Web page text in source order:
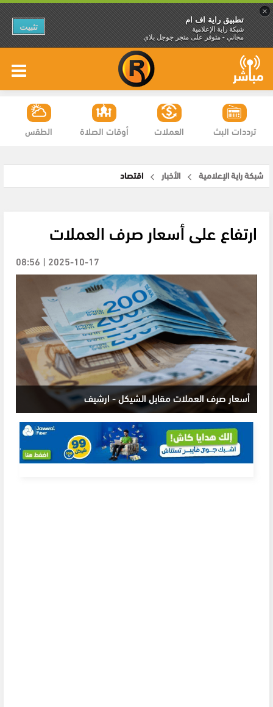
×
تطبيق راية اف ام
شبكة راية الإعلامية
مجاني - متوفر على متجر جوجل بلاي
تثبيت
الطقس أوقات الصلاة العملات ترددات البث
شبكة راية الإعلامية الأخبار اقتصاد
ارتفاع على أسعار صرف العملات
2025-10-17 | 08:56
أسعار صرف العملات مقابل الشيكل - ارشيف